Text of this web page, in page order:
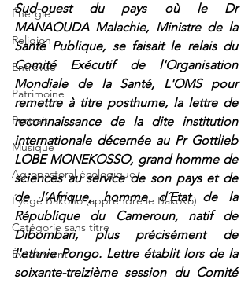
Énergie
Religion
Entrevue
Patrimoine
Portrait
Musique
Agropastoral écologique
Éyégé Bakóho (apprendre le Bakoko)
Catégorie sans titre
Événement
Sud-ouest du pays où le Dr
MANAOUDA Malachie, Ministre de la
Santé Publique, se faisait le relais du
Comité Exécutif de l'Organisation
Mondiale de la Santé, L'OMS pour
remettre à titre posthume, la lettre de
reconnaissance de la dite institution
internationale décernée au Pr Gottlieb
LOBE MONEKOSSO, grand homme de
sciences au service de son pays et de
de l’Afrique, homme d´Etat de la
République du Cameroun, natif de
Dibombari, plus précisément de
l'ethnie Pongo. Lettre établit lors de la
soixante-treizième session du Comité